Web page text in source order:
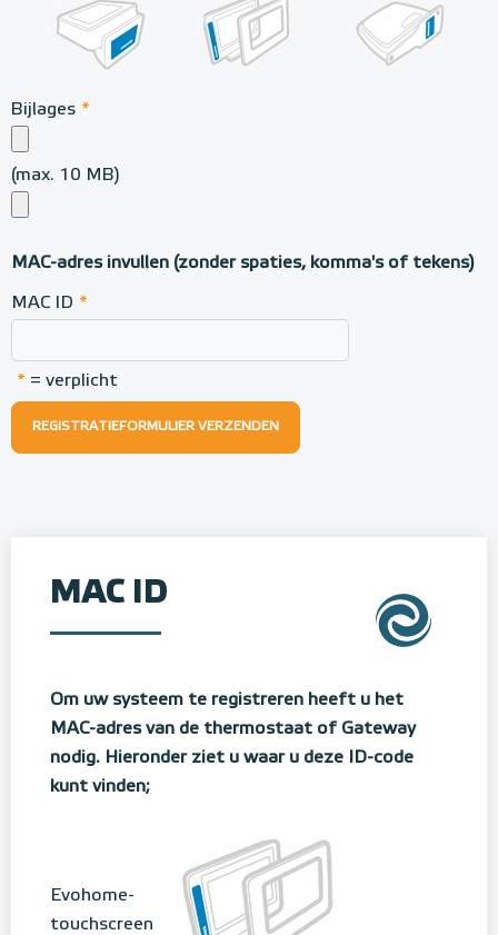
Bijlages *
(max. 10 MB)
MAC-adres invullen (zonder spaties, komma's of tekens)
MAC ID *
* = verplicht
REGISTRATIEFORMULIER VERZENDEN
MAC ID
Om uw systeem te registreren heeft u het
MAC-adres van de thermostaat of Gateway
nodig. Hieronder ziet u waar u deze ID-code
kunt vinden;
Evohome-
touchscreen